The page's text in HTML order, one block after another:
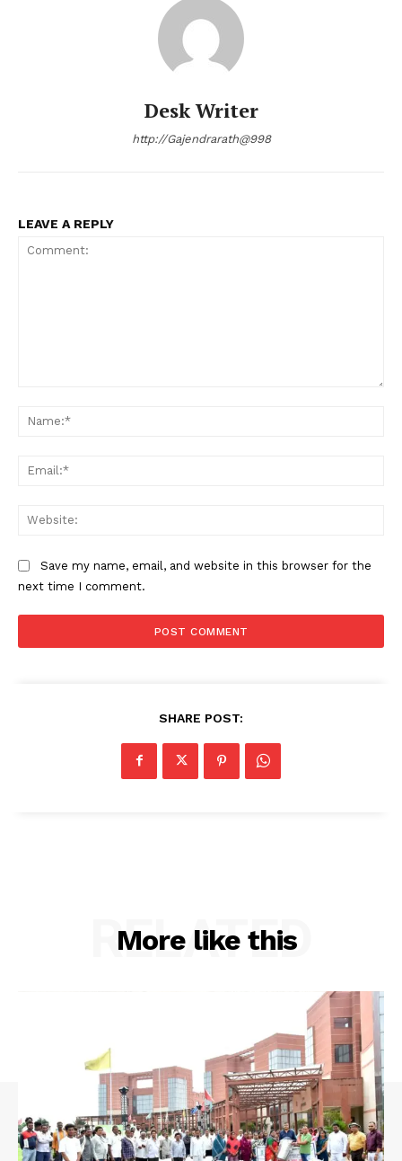
Desk Writer
http://Gajendrarath@998
LEAVE A REPLY
Save my name, email, and website in this browser for the
next time I comment.
SHARE POST:
More like this
RELATED